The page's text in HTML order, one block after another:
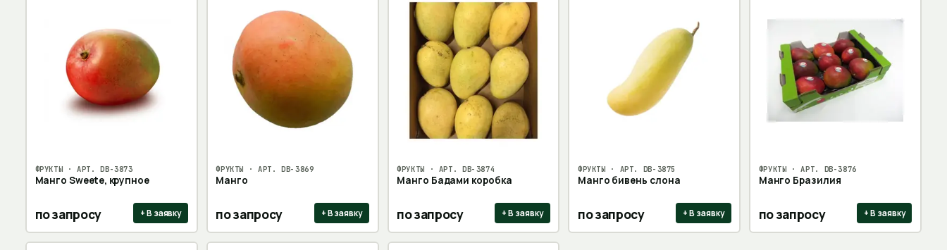
ФРУКТЫ · АРТ.DB-3873
Манго Sweete, крупное
по запросу + В заявку
ФРУКТЫ · АРТ.DB-3869
Манго
по запросу + В заявку
ФРУКТЫ · АРТ. DB-3874
Манго Бадами коробка
по запросу + В заявку
ФРУКТЫ · АРТ. DB-3875
Манго бивень слона
по запросу + В заявку
ФРУКТЫ · АРТ. DB-3876
Манго Бразилия
по запросу + В заявку